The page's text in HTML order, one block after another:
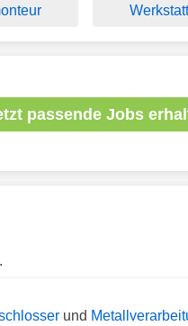
Werkstatt
passende Jobs
und